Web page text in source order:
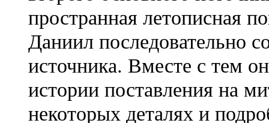
пространная летописная
Даниил последовательно
источника. Вместе с тем
истории поставления на
некоторых деталях и